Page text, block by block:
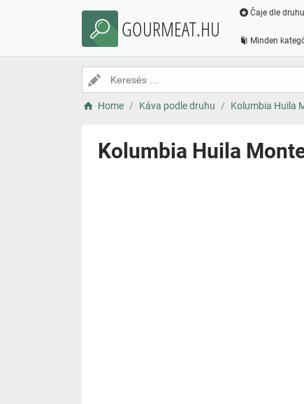
GOURMEAT.HU
Čaje dle druhu
Minden
Home Káva podle druhu Kolumbia Huila
Kolumbia Huila